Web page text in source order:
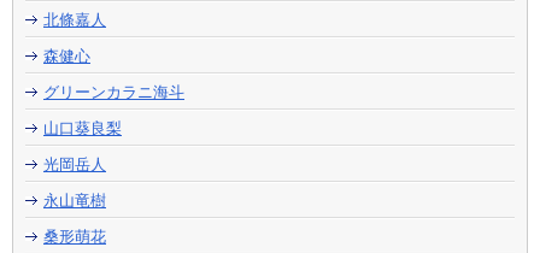
北條嘉人
森健心
グリーンカラニ海斗
山口葵良梨
光岡岳人
永山竜樹
桑形萌花